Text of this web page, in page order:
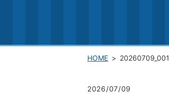
HOME 20260709_001
2026/07/09